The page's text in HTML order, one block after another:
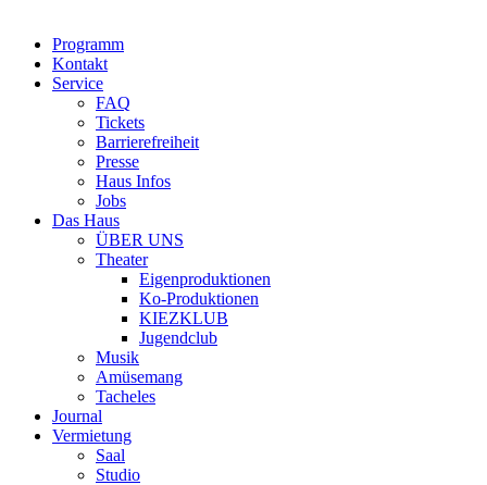
Programm
Kontakt
Service
FAQ
Tickets
Barrierefreiheit
Presse
Haus Infos
Jobs
Das Haus
ÜBER UNS
Theater
Eigenproduktionen
Ko-Produktionen
KIEZKLUB
Jugendclub
Musik
Amüsemang
Tacheles
Journal
Vermietung
Saal
Studio